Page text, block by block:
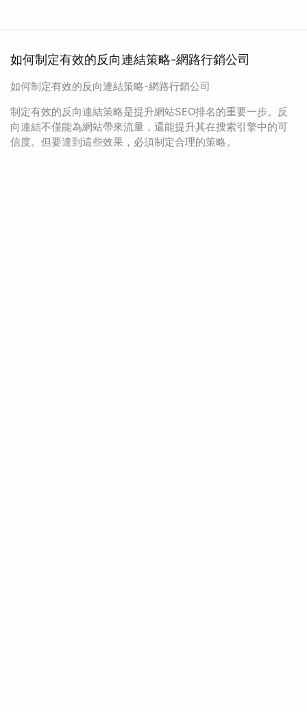
如何制定有效的反向連結策略-網路行銷公司
如何制定有效的反向連結策略-網路行銷公司
制定有效的反向連結策略是提升網站SEO排名的重要一步。反
向連結不僅能為網站帶來流量，還能提升其在搜索引擎中的可
信度。但要達到這些效果，必須制定合理的策略。